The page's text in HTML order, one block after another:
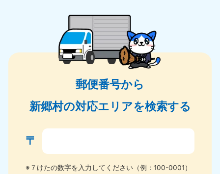
郵便番号から
新郷村の対応エリアを検索する
〒
※７けたの数字を入力してください（例：100-0001）